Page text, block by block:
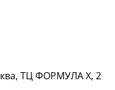
ТЦ ФОРМУЛА Х, 2